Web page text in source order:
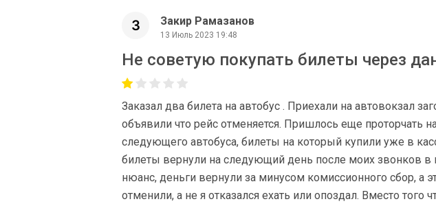
Закир Рамазанов
13 Июль 2023 19:48
Не советую покупать билеты через
Заказал два билета на автобус . Приехали на автовокзал
объявили что рейс отменяется. Пришлось еще проторчать
следующего автобуса, билеты на который купили уже в
билеты вернули на следующий день после моих звонков
нюанс, деньги вернули за минусом комиссионного сбор, а
отменили, а не я отказался ехать или опоздал. Вместо